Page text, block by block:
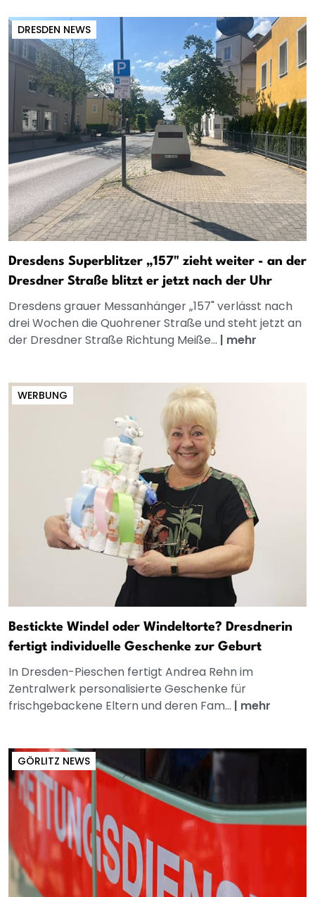
DRESDEN NEWS
Dresdens Superblitzer „157" zieht weiter - an der
Dresdner Straße blitzt er jetzt nach der Uhr
Dresdens grauer Messanhänger „157" verlässt nach
drei Wochen die Quohrener Straße und steht jetzt an
der Dresdner Straße Richtung Meiße... | mehr
WERBUNG
Bestickte Windel oder Windeltorte? Dresdnerin
fertigt individuelle Geschenke zur Geburt
In Dresden-Pieschen fertigt Andrea Rehn im
Zentralwerk personalisierte Geschenke für
frischgebackene Eltern und deren Fam... | mehr
GÖRLITZ NEWS